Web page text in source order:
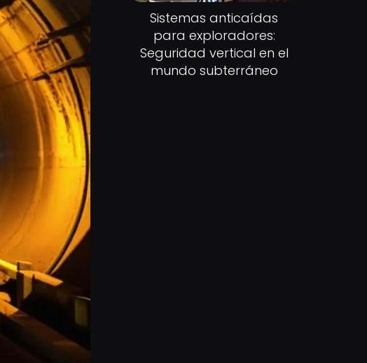
Sistemas anticaídas
para exploradores:
Seguridad vertical en el
mundo subterráneo